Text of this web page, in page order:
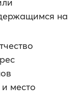
на
место